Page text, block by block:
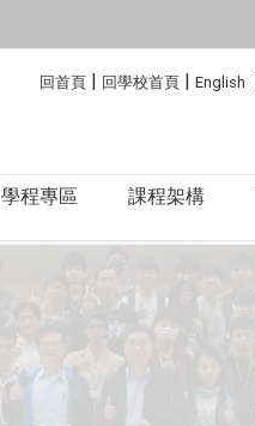
回首頁 | 回學校首頁 | English
學程專區 課程架構